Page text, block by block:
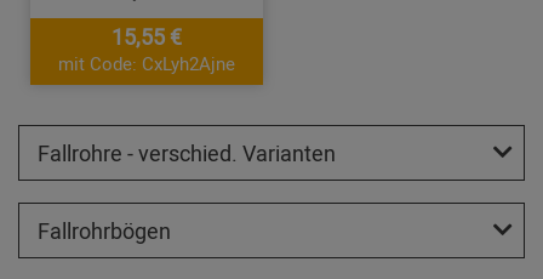
15,55 €
mit Code: CxLyh2Ajne
Fallrohre - verschied. Varianten
Fallrohrbögen